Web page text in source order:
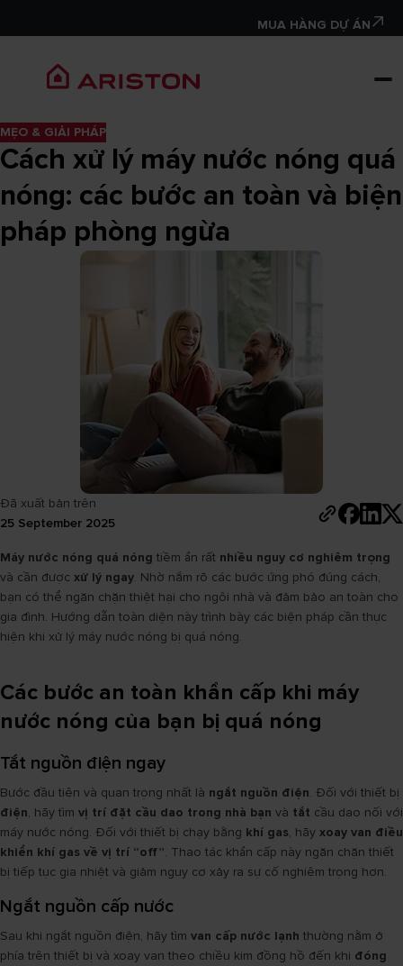
MUA HÀNG DỰ ÁN
MẸO & GIẢI PHÁP
Cách xử lý máy nước nóng quá
nóng: các bước an toàn và biện
pháp phòng ngừa
Đã xuất bản trên
25 September 2025
Máy nước nóng quá nóng tiềm ẩn rất nhiều nguy cơ nghiêm trọng
và cần được xử lý ngay. Nhờ nắm rõ các bước ứng phó đúng cách,
bạn có thể ngăn chặn thiệt hại cho ngôi nhà và đảm bảo an toàn cho
gia đình. Hướng dẫn toàn diện này trình bày các biện pháp cần thực
hiện khi xử lý máy nước nóng bị quá nóng.
Các bước an toàn khẩn cấp khi máy
nước nóng của bạn bị quá nóng
Tắt nguồn điện ngay
Bước đầu tiên và quan trọng nhất là ngắt nguồn điện. Đối với thiết bị
điện, hãy tìm vị trí đặt cầu dao trong nhà bạn và tắt cầu dao nối với
máy nước nóng. Đối với thiết bị chạy bằng khí gas, hãy xoay van điều
khiển khí gas về vị trí “off”. Thao tác khẩn cấp này ngăn chặn thiết
bị tiếp tục gia nhiệt và giảm nguy cơ xảy ra sự cố nghiêm trọng hơn.
Ngắt nguồn cấp nước
Sau khi ngắt nguồn điện, hãy tìm van cấp nước lạnh thường nằm ở
phía trên thiết bị và xoay van theo chiều kim đồng hồ đến khi đóng